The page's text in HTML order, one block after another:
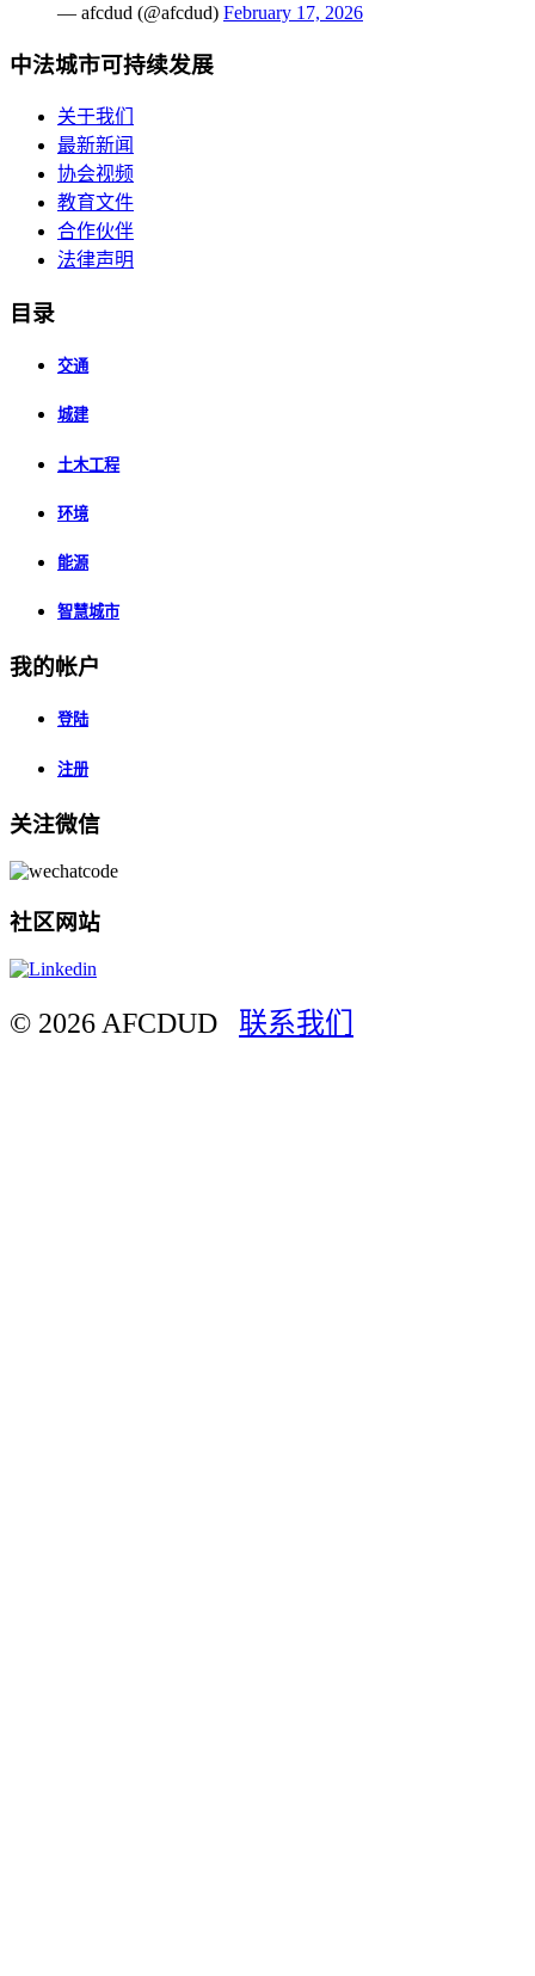
— afcdud (@afcdud) February 17, 2026
中法城市可持续发展
关于我们
最新新闻
协会视频
教育文件
合作伙伴
法律声明
目录
交通
城建
土木工程
环境
能源
智慧城市
我的帐户
登陆
注册
关注微信
社区网站
© 2026 AFCDUD 联系我们